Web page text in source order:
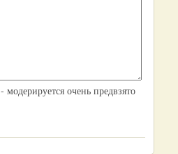
- модерируется очень предвзято